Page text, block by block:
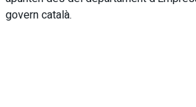
govern català.